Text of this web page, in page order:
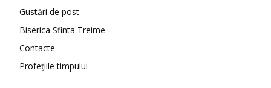
Gustări de post
Biserica Sfinta Treime
Contacte
Profețiile timpului